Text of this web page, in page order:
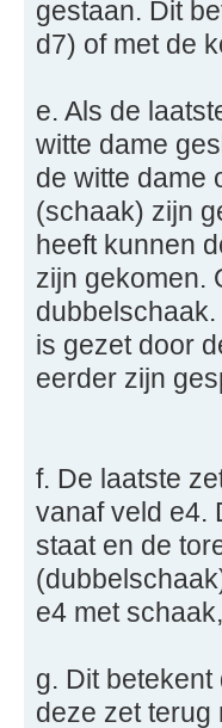
gestaan. Dit
d7) of met de
e. Als de
witte dame
de witte dame
(schaak) zijn
heeft kunnen
zijn gekomen.
is gezet door
eerder zijn
f. De laatste
vanaf veld e4.
staat en de
e4 met
g. Dit
deze zet terug